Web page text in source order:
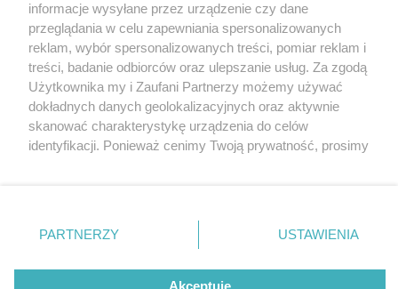
2 / 9
Narkotyki znalezione w
jednym z mieszkań w
Bytomiu
Nie zapomnij
zapoznać się z:
polityką prywatności regulamin korzystania z portali
Twojemiasto
Piekary Śląskie
Chorzów
Tarnowskie Góry
Gliwice
Skontakuj sięz nami
Kontakt
Wydawca
Pogoda
informacje wysyłane przez urządzenie czy dane
przeglądania w celu zapewniania spersonalizowanych
reklam, wybór spersonalizowanych treści, pomiar reklam i
treści, badanie odbiorców oraz ulepszanie usług. Za zgodą
Użytkownika my i Zaufani Partnerzy możemy używać
dokładnych danych geolokalizacyjnych oraz aktywnie
skanować charakterystykę urządzenia do celów
identyfikacji. Ponieważ cenimy Twoją prywatność, prosimy
prywatności znajdujący się w lewym dolnym rogu strony
. Niektóre rodzaje przetwarzania danych nie wymagają
zgody użytkownika, ale masz prawo sprzeciwić się
takiemu przetwarzaniu. Preferencje będą miały
PARTNERZY USTAWIENIA
Akceptuję